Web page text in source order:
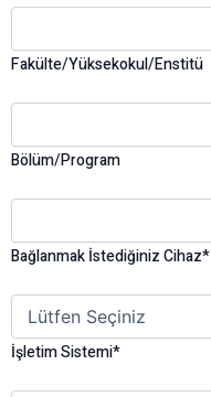
Fakülte/Yüksekokul/Enstitü
Bölüm/Program
Bağlanmak İstediğiniz Cihaz*
İşletim Sistemi*